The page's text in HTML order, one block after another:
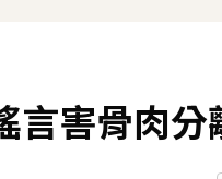
言害骨肉分